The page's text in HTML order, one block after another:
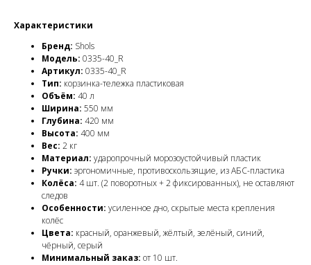
Характеристики
Бренд: Shols
Модель: 0335-40_R
Артикул: 0335-40_R
Тип: корзинка-тележка пластиковая
Объём: 40 л
Ширина: 550 мм
Глубина: 420 мм
Высота: 400 мм
Вес: 2 кг
Материал: ударопрочный морозоустойчивый пластик
Ручки: эргономичные, противоскользящие, из АБС-пластика
Колёса: 4 шт. (2 поворотных + 2 фиксированных), не оставляют
следов
Особенности: усиленное дно, скрытые места крепления
колёс
Цвета: красный, оранжевый, жёлтый, зелёный, синий,
чёрный, серый
Минимальный заказ: от 10 шт.